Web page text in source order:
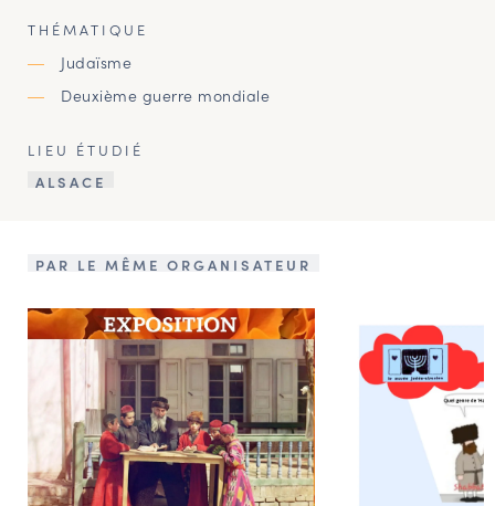
THÉMATIQUE
Judaïsme
Deuxième guerre mondiale
LIEU ÉTUDIÉ
ALSACE
PAR LE MÊME ORGANISATEUR